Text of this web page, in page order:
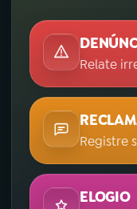
Relate
Registre
ELOGIO